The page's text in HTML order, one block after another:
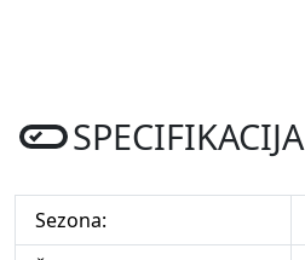
SPECIFIKACIJA
Sezona: